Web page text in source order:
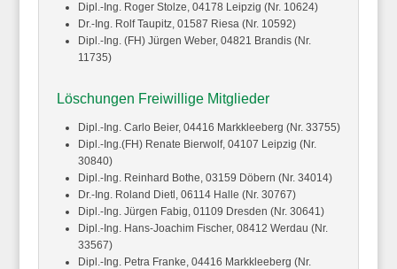
Dipl.-Ing. Roger Stolze,04178 Leipzig (Nr. 10624)
Dr.-Ing. RolfTaupitz,01587 Riesa (Nr. 10592)
Dipl.-Ing. (FH) Jürgen Weber,04821 Brandis (Nr.
11735)
Löschungen Freiwillige Mitglieder
Dipl.-Ing. Carlo Beier,04416 Markkleeberg (Nr. 33755)
Dipl.-Ing.(FH) Renate Bierwolf,04107 Leipzig (Nr.
30840)
Dipl.-Ing. Reinhard Bothe,03159 Döbern (Nr. 34014)
Dr.-Ing. Roland Dietl,06114 Halle (Nr. 30767)
Dipl.-Ing. Jürgen Fabig,01109 Dresden (Nr. 30641)
Dipl.-Ing. Hans-Joachim Fischer,08412 Werdau (Nr.
33567)
Dipl.-Ing. Petra Franke,04416 Markkleeberg (Nr.